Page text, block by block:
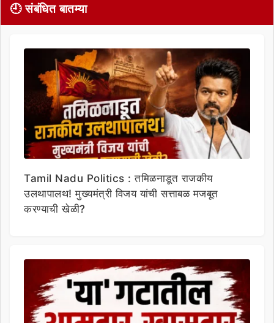
🕘 संबंधित बातम्या
Tamil Nadu Politics : तमिळनाडूत राजकीय
उलथापालथ! मुख्यमंत्री विजय यांची सत्ताबळ मजबूत
करण्याची खेळी?